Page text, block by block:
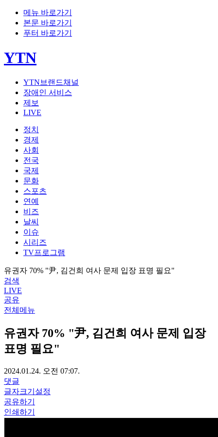
메뉴 바로가기
본문 바로가기
푸터 바로가기
YTN
YTN브랜드채널
장애인 서비스
제보
LIVE
정치
경제
사회
전국
국제
문화
스포츠
연예
비즈
날씨
이슈
시리즈
TV프로그램
유권자 70% "尹, 김건희 여사 문제 입장 표명 필요"
검색
LIVE
공유
전체메뉴
유권자 70% "尹, 김건희 여사 문제 입장
표명 필요"
2024.01.24. 오전 07:07.
댓글
글자크기설정
공유하기
인쇄하기